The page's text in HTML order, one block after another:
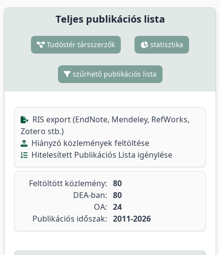
Teljes publikációs lista
Tudóstér társszerzők statisztika
szűrhető publikációs lista
RIS export (EndNote, Mendeley, RefWorks,
Zotero stb.)
Hiányzó közlemények feltöltése
Hitelesített Publikációs Lista igénylése
Feltöltött közlemény: 80
DEA-ban: 80
OA: 24
Publikációs időszak: 2011-2026